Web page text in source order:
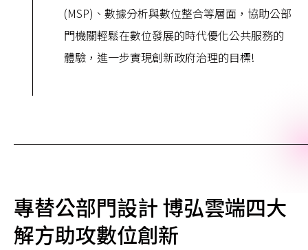
(MSP)、數據分析與數位整合等層面，協助公部
門機關輕鬆在數位發展的時代優化公共服務的
體驗，進一步實現創新政府治理的目標!
專替公部門設計 博弘雲端四大
解方助攻數位創新